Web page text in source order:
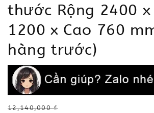
thước Rộng 2400 x
1200 x Cao 760
hàng trước)
Regular
12,140,000 ₫